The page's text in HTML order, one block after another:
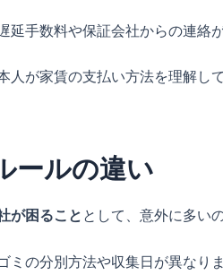
延手数料や保証会社からの連絡
人が家賃の支払い方法を理解し
ールの違い
が困ること として、意外に多い
ミの分別方法や収集日が異なりま